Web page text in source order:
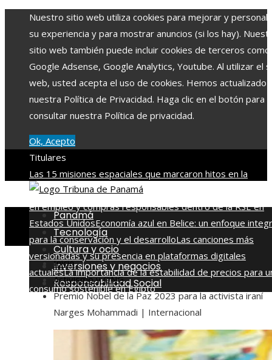
Nuestro sitio web utiliza cookies para mejorar y
su experiencia y para mostrar anuncios (si los hay).
sitio web también puede incluir cookies de terceros como
Google Adsense, Google Analytics, Youtube. Al utilizar el
web, usted acepta el uso de cookies. Hemos actualizado
nuestra Política de Privacidad. Haga clic en el botón para
consultar nuestra Política de privacidad.
Ok, Acepto
Titulares
Las 15 misiones espaciales que marcaron hitos en la
exploración del cosmosLa importancia de integrar
en empleo y compras responsables dentro de la RSE en
Estados UnidosEconomía azul en Belice: un enfoque
para la conservación y el desarrolloLas canciones más
versionadas y su presencia en plataformas digitales
actualesLa importancia de la estabilidad de precios para
consumo sostenible en Egipto
Panamá
Tecnología
Cultura y ocio
Inversiones y negocios
Responsabilidad Social
Inicio
Activismo y ONG
Premio Nobel de la Paz 2023 para la activista iraní
Narges Mohammadi | Internacional